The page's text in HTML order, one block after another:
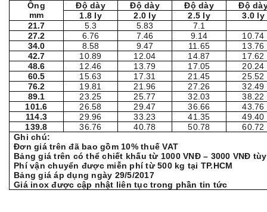
Ống
mm
Độ dày Độ dày Độ dày
Độ
1.8 ly
2.0 ly 2.5 ly
3.0 ly
21.7
5.3 5.83
7.1
27.2
6.76 7.46 9.14
10.74
34.0
8.58 9.47 11.65
13.76
42.7
10.89 12.04 14.87
17.62
48.6
12.46 13.79 17.05
20.24
60.5
15.63 17.31 21.45
25.52
76.2
19.81 21.96 27.26
32.49
89.1
23.25 25.77 32.03
38.22
101.6
26.58 29.47 36.66
43.76
114.3
29.96 33.23 41.35
49.40
139.8
36.76 40.78 50.78
60.72
Ghi chú:
Đơn giá trên đã bao gồm 10% thuế VAT
Bảng giá trên có thể chiết khấu từ 1000 VNĐ – 3000 VNĐ
Phí vận chuyển được miễn phí từ 500 kg tại TP.HCM
Bảng giá áp dụng ngày 29/5/2017
Giá inox được cập nhật liên tục trong phần tin tức